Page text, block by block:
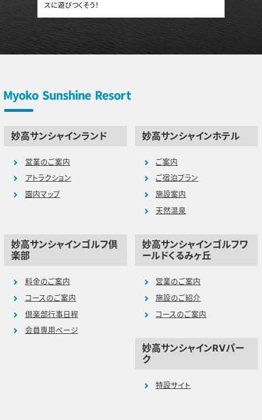
スに遊びつくそう！
妙高サンシャインランド
営業のご案内
アトラクション
園内マップ
妙高サンシャインホテル
ご案内
ご宿泊プラン
施設案内
天然温泉
妙高サンシャインゴルフ倶
楽部
料金のご案内
コースのご案内
倶楽部行事日程
会員専用ページ
妙高サンシャインゴルフワ
ールドくるみヶ丘
営業のご案内
施設のご紹介
コースのご案内
妙高サンシャインRVパー
ク
特設サイト